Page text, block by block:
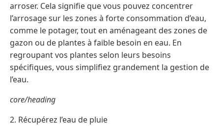
arroser. Cela signifie que vous pouvez concentrer
l’arrosage sur les zones à forte consommation d’eau,
comme le potager, tout en aménageant des zones de
gazon ou de plantes à faible besoin en eau. En
regroupant vos plantes selon leurs besoins
spécifiques, vous simplifiez grandement la gestion de
l’eau.
core/heading
2. Récupérez l’eau de pluie